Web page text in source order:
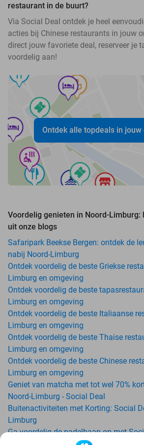
restaurant in de buurt?
Via Social Deal ontdek je heel
acties bij Chinese restaurants in jouw
direct jouw favoriete deal, reserveer je
voordelig aan!
Ontdek alle topdeals in jouw
Voordelig genieten in Noord-Limburg:
uit onze blogs
Safaripark Beekse Bergen: ontdek de
nabij Noord-Limburg
Ontdek voordelig de beste Griekse
Limburg en omgeving
Ontdek voordelig de beste
Limburg en omgeving
Ontdek voordelig de beste Italiaanse
Limburg en omgeving
Ontdek voordelig de beste Thaise
Limburg en omgeving
Ontdek voordelig de beste Chinese
Limburg en omgeving
Geniet van matcha met tot wel 70%
Noord-Limburg - Social Deal
Buitenactiviteiten met Korting: Social
Limburg
Ga voordelig de padelbaan op met